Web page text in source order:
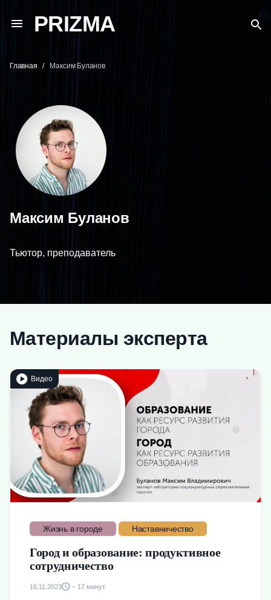
PRIZMA
Главная Максим Буланов
Максим Буланов
Тьютор, преподаватель
Материалы эксперта
Видео
Жизнь в городе Наставничество
Город и образование: продуктивное
сотрудничество
16.11.2023 ~ 17 минут